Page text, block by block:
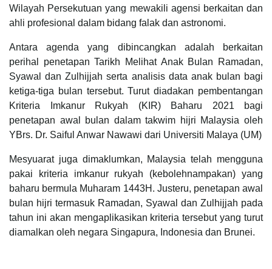
Wilayah Persekutuan yang mewakili agensi berkaitan dan
ahli profesional dalam bidang falak dan astronomi.
Antara agenda yang dibincangkan adalah berkaitan
perihal penetapan Tarikh Melihat Anak Bulan Ramadan,
Syawal dan Zulhijjah serta analisis data anak bulan bagi
ketiga-tiga bulan tersebut. Turut diadakan pembentangan
Kriteria Imkanur Rukyah (KIR) Baharu 2021 bagi
penetapan awal bulan dalam takwim hijri Malaysia oleh
YBrs. Dr. Saiful Anwar Nawawi dari Universiti Malaya (UM)
Mesyuarat juga dimaklumkan, Malaysia telah mengguna
pakai kriteria imkanur rukyah (kebolehnampakan) yang
baharu bermula Muharam 1443H. Justeru, penetapan awal
bulan hijri termasuk Ramadan, Syawal dan Zulhijjah pada
tahun ini akan mengaplikasikan kriteria tersebut yang turut
diamalkan oleh negara Singapura, Indonesia dan Brunei.